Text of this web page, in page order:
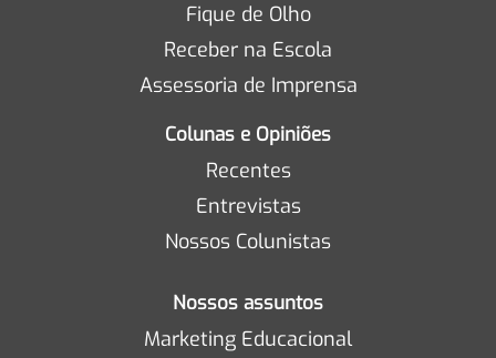
Fique de Olho
Receber na Escola
Assessoria de Imprensa
Colunas e Opiniões
Recentes
Entrevistas
Nossos Colunistas
Nossos assuntos
Marketing Educacional